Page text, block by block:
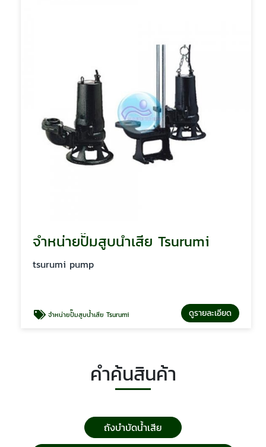
จำหน่ายปั๊มสูบน้ำเสีย Tsurumi
tsurumi pump
จำหน่ายปั๊มสูบน้ำเสีย Tsurumi ดูรายละเอียด
คำค้นสินค้า
ถังบำบัดน้ำเสีย